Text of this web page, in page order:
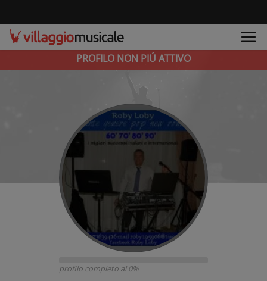
PROFILO NON PIÚ ATTIVO
profilo completo al 0%